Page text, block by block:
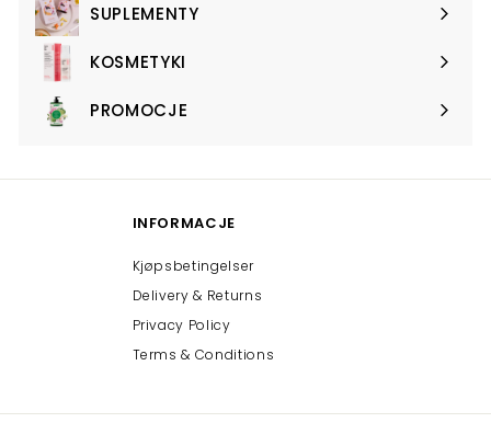
SUPLEMENTY
Expand
submenuKOSMETYKI
Expand
submenuPROMOCJE
Expand
INFORMACJE
Kjøpsbetingelser
Delivery & Returns
Privacy Policy
Terms & Conditions